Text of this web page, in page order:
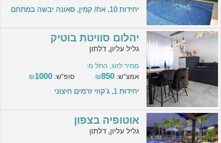
יחידות 10, אח/ קמין, סאונה יבשה במתחם
יהלום סוויטת בוטיק
גליל עליון, דלתון
מחיר לזוג, החל מ:
אמצ"ש:
₪850 סופ"ש: ₪1000
יחידות 1, ג'קוזי זרמים חיצוני
אוטופיה בצפון
גליל עליון, דלתון